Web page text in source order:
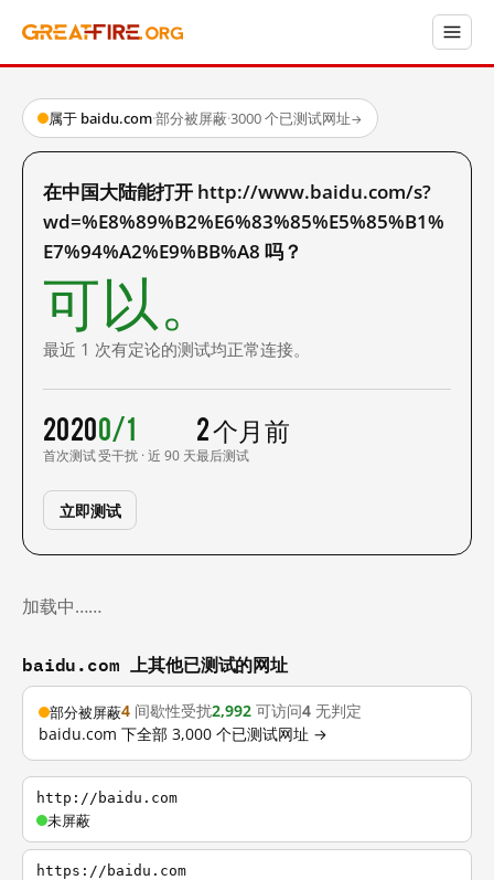
属于 baidu.com·部分被屏蔽·3000 个已测试网址→
在中国大陆能打开 http://www.baidu.com/s?
wd=%E8%89%B2%E6%83%85%E5%85%B1%
E7%94%A2%E9%BB%A8 吗？
可以。
最近 1 次有定论的测试均正常连接。
2020
首次测试
0/1
受干扰 · 近 90 天
2 个月前
最后测试
立即测试
加载中……
baidu.com 上其他已测试的网址
部分被屏蔽4 间歇性受扰2,992 可访问4 无判定
baidu.com 下全部 3,000 个已测试网址 →
http://baidu.com
未屏蔽
https://baidu.com